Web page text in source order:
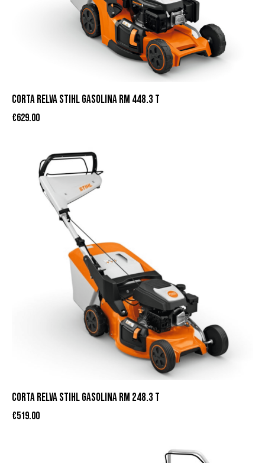
CORTA RELVA STIHL GASOLINA RM 448.3 T
€629.00
CORTA RELVA STIHL GASOLINA RM 248.3 T
€519.00